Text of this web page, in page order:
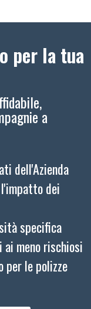
per la tua
a
dell'Azienda
dei
specifica
meno rischiosi
per le polizze